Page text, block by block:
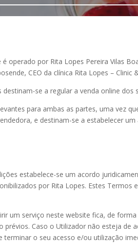
operado por Rita Lopes Pereira Vilas
CEO da clínica Rita Lopes – Clinic
se a regular a venda online
para ambas as partes, uma vez
e destinam-se a estabelecer
estabelece-se um acordo
por Rita Lopes. Estes
um serviço neste website fica, de
prévios. Caso o Utilizador não esteja
terminar o seu acesso e/ou utilização